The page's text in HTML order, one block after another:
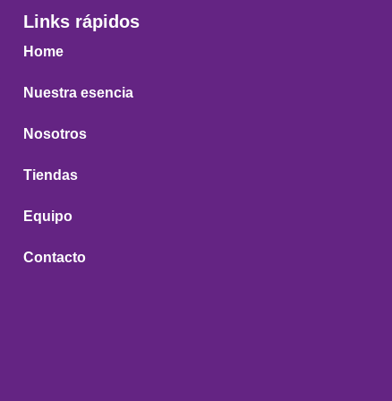
Links rápidos
Home
Nuestra esencia
Nosotros
Tiendas
Equipo
Contacto